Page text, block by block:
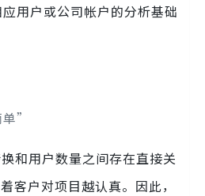
用户或公司帐户的分析基础
”
和用户数量之间存在直接关
客户对项目越认真。因此，